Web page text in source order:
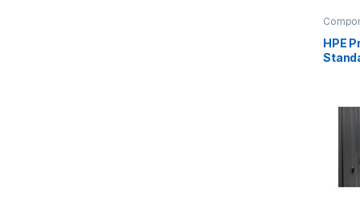
HPE